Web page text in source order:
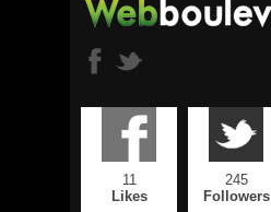
11
Likes
245
Followers